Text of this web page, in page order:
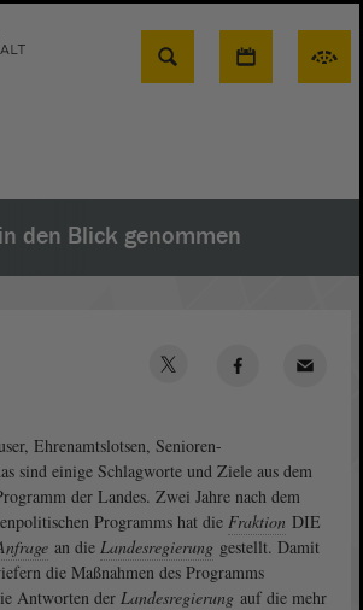
Suche
den Blick genommen
Ehrenamtslotsen, Senioren-
sind einige Schlagworte und Ziele aus dem
der Landes. Zwei Jahre nach dem
Programms hat die Fraktion DIE
an die Landesregierung gestellt. Damit
die Maßnahmen des Programms
Antworten der Landesregierung auf die mehr